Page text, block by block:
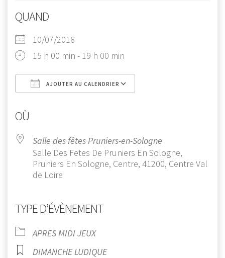
QUAND
10/07/2016
15 h 00 min - 19 h 00 min
AJOUTER AU CALENDRIER
OÙ
Salle des fêtes Pruniers-en-Sologne
Salle Des Fetes De Pruniers En Sologne,
Pruniers En Sologne, Centre, 41200, Centre Val
de Loire
TYPE D’ÉVÈNEMENT
APRES MIDI JEUX
DIMANCHE LUDIQUE